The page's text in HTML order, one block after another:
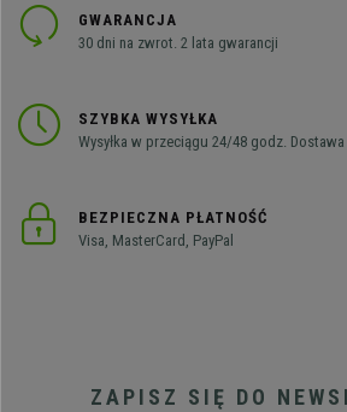
GWARANCJA
30 dni na zwrot. 2 lata gwarancji
SZYBKA WYSYŁKA
Wysyłka w przeciągu 24/48 godz.
BEZPIECZNA PŁATNOŚĆ
Visa, MasterCard, PayPal
ZAPISZ SIĘ DO